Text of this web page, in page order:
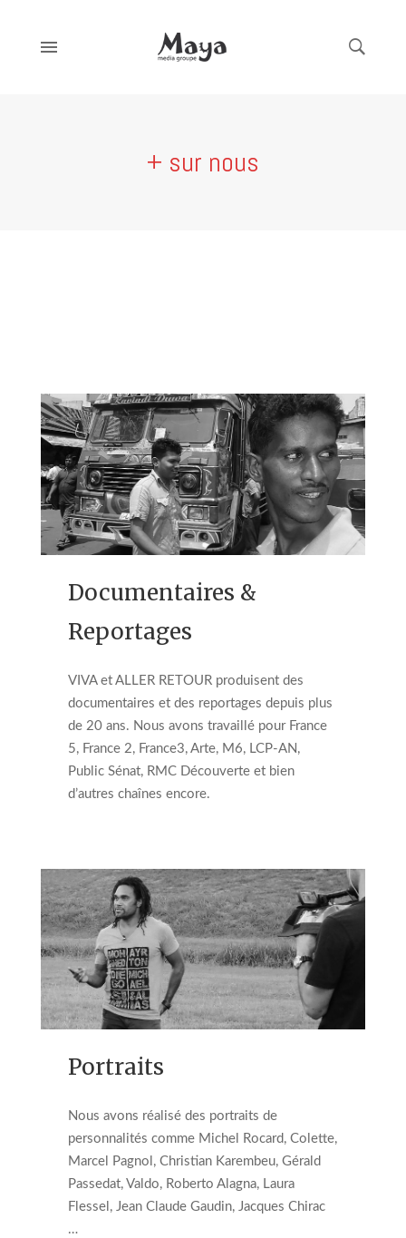
+ sur nous
Documentaires &
Reportages
VIVA et ALLER RETOUR produisent des
documentaires et des reportages depuis plus
de 20 ans. Nous avons travaillé pour France
5, France 2, France3, Arte, M6, LCP-AN,
Public Sénat, RMC Découverte et bien
d’autres chaînes encore.
Portraits
Nous avons réalisé des portraits de
personnalités comme Michel Rocard, Colette,
Marcel Pagnol, Christian Karembeu, Gérald
Passedat, Valdo, Roberto Alagna, Laura
Flessel, Jean Claude Gaudin, Jacques Chirac
…